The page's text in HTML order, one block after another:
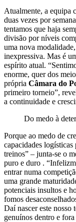
Atualmente, a equipa
duas vezes por
tentamos que haja
divisão por níveis
uma nova
inexpressiva. Mas é
espírito atual.
enorme, quer dos
própria Câmara do
primeiro torneio”,
a continuidade e
Do medo à
Porque ao medo de
capacidades
treinos” – junta-se o
puro e duro .
entrar numa
uma grande
potenciais insultos e
fomos
Daí nascer este nosso
genuínos dentro e